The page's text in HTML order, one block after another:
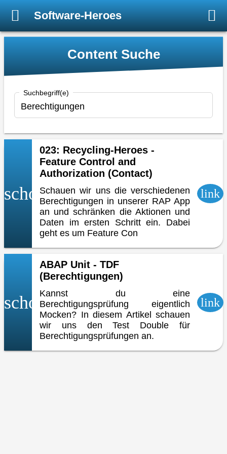
Software-Heroes
Content Suche
Suchbegriff(e)
school
023: Recycling-Heroes -
Feature Control and
Authorization (Contact)
Schauen wir uns die verschiedenen
Berechtigungen in unserer RAP App
an und schränken die Aktionen und
Daten im ersten Schritt ein. Dabei
geht es um Feature Con
link
school
ABAP Unit - TDF
(Berechtigungen)
Kannst du eine
Berechtigungsprüfung eigentlich
Mocken? In diesem Artikel schauen
wir uns den Test Double für
Berechtigungsprüfungen an.
link